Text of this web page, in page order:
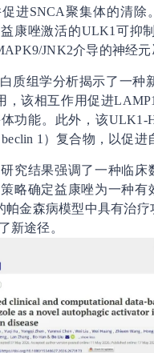
进SNCA聚集体的清除
康唑激活的ULK1可抑
JNK2介导的神经元
质组学分析揭示了一种
，该相互作用促进
功能。此外，该ULK1-
1）复合物，以促进
究结果强调了一种临床
略确定益康唑为一种有
帕金森病模型中具有治疗
新途径。